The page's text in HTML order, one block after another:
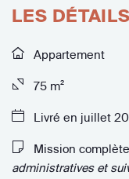
LES
Appartement
75 m²
Livré en juillet
Mission complète
administratives et